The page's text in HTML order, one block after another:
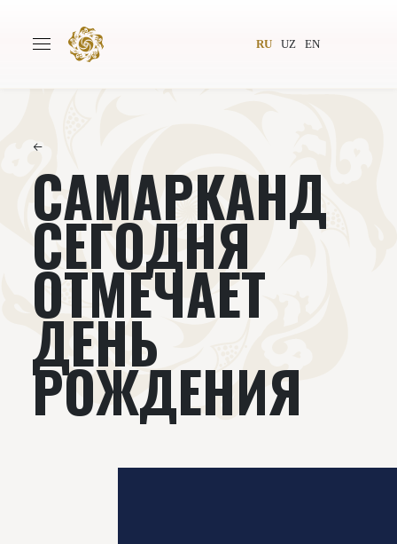
RU UZ EN
Всемирное общество
Издательство Новости
Проекты Подкасты
Книги Видеолекторий
←
САМАРКАНД
СЕГОДНЯ
ОТМЕЧАЕТ
ДЕНЬ
РОЖДЕНИЯ